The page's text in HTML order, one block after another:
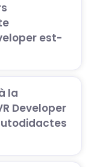
est-
la
Developer